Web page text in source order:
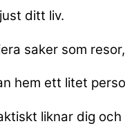
ditt liv.
saker som
hem ett litet
liknar dig och